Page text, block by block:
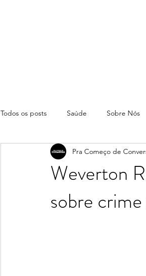
Todos os posts Saúde Sobre Nós
Weverton
sobre
Pra Começo de